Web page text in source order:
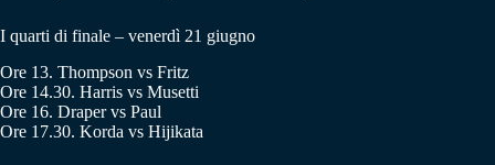
I quarti di finale – venerdì 21 giugno
Ore 13. Thompson vs Fritz
Ore 14.30. Harris vs Musetti
Ore 16. Draper vs Paul
Ore 17.30. Korda vs Hijikata